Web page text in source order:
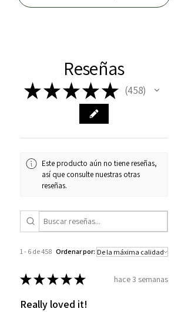
Reseñas
★★★★★ 458
458
Este producto aún no tiene reseñas,
así que consulte nuestras otras
reseñas.
1 - 6 de 458 Ordenar por:
★★★★★ hace 3 semanas
Really loved it!